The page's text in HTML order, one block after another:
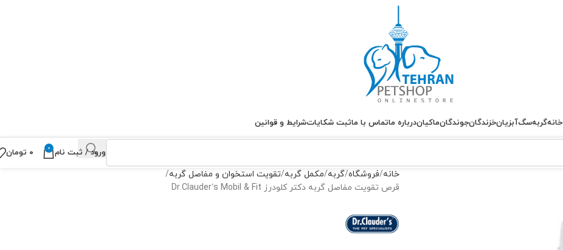
خانهگربهسگآبزیانخزندگانجوندگانماکیاندرباره ماتماس با ماثبت شکایاتشرایط و قوانین
ورود / ثبت نام 0 ۰ تومان
خانه فروشگاه گربه مکمل گربه تقویت استخوان و مفاصل گربه
قرص تقویت مفاصل گربه دکتر کلودرز Dr.Clauder’s Mobil & Fit